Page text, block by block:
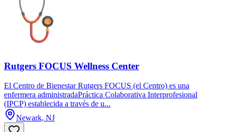
Rutgers FOCUS Wellness Center
El Centro de Bienestar Rutgers FOCUS (el Centro) es una
enfermera administradaPráctica Colaborativa Interprofesional
(IPCP) establecida a través de u...
Newark, NJ